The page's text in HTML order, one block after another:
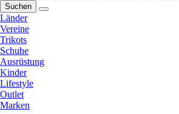
Suchen
Länder
Vereine
Trikots
Schuhe
Ausrüstung
Kinder
Lifestyle
Outlet
Marken